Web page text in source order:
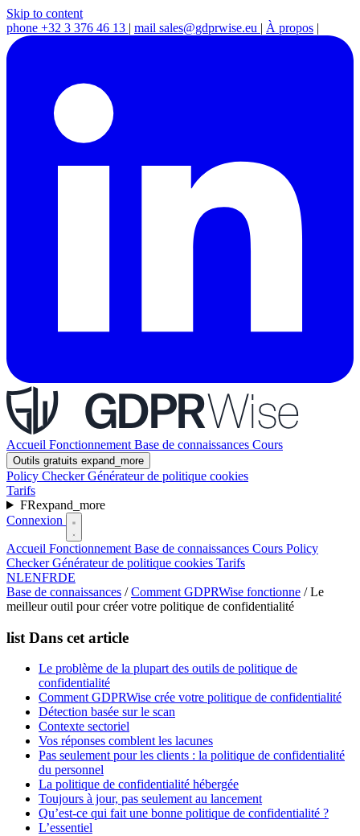
Skip to content
phone +32 3 376 46 13 | mail sales@gdprwise.eu | À propos |
Accueil Fonctionnement Base de connaissances Cours
Outils gratuits expand_more
Policy CheckerGénérateur de politique cookies
Tarifs
FRexpand_more
Connexion
Accueil Fonctionnement Base de connaissances Cours Policy
CheckerGénérateur de politique cookies Tarifs
NLENFRDE
Base de connaissances / Comment GDPRWise fonctionne / Le
meilleur outil pour créer votre politique de confidentialité
list Dans cet article
Le problème de la plupart des outils de politique de
confidentialité
Comment GDPRWise crée votre politique de confidentialité
Détection basée sur le scan
Contexte sectoriel
Vos réponses comblent les lacunes
Pas seulement pour les clients : la politique de confidentialité
du personnel
La politique de confidentialité hébergée
Toujours à jour, pas seulement au lancement
Qu’est-ce qui fait une bonne politique de confidentialité ?
L’essentiel